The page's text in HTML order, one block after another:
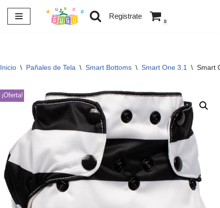
Saltar
Registrate
0
Inicio \ Pañales de Tela \ Smart Bottoms \ Smart One 3.1 \ Smart
¡Oferta!